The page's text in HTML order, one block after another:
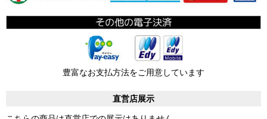
豊富なお支払方法をご用意しています
直営店展示